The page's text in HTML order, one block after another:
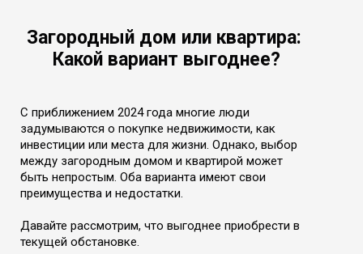
С приближением 2024 года многие люди
задумываются о покупке недвижимости, как
инвестиции или места для жизни. Однако, выбор
между загородным домом и квартирой может
быть непростым. Оба варианта имеют свои
преимущества и недостатки.
Давайте рассмотрим, что выгоднее приобрести в
текущей обстановке.
Загородный дом или квартира:
Какой вариант выгоднее?